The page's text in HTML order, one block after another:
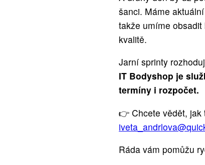
šanci. Máme
takže umíme
kvalitě.
Jarní sprinty
IT Bodyshop je
termíny i rozpočet.
👉 Chcete vědět, jak
Ráda vám pomůžu